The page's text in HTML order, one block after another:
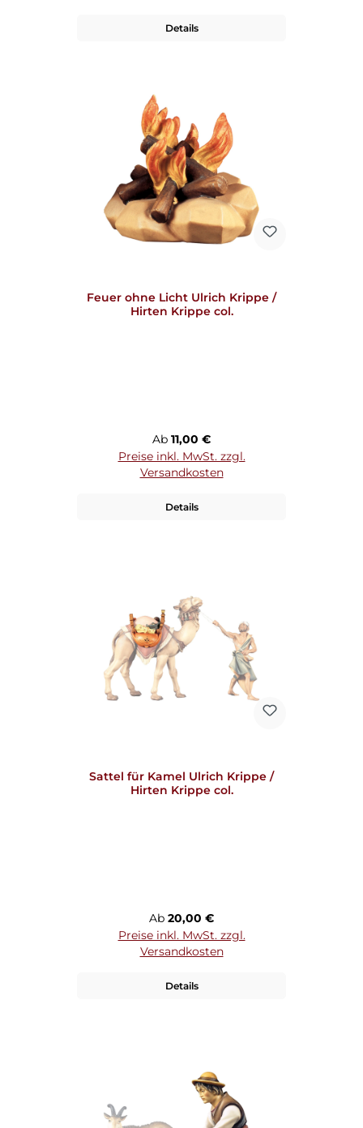
Details
Feuer ohne Licht Ulrich Krippe /
Hirten Krippe col.
Regulärer Preis:
Ab 11,00 €
Preise inkl. MwSt. zzgl.
Versandkosten
Details
Sattel für Kamel Ulrich Krippe /
Hirten Krippe col.
Regulärer Preis:
Ab 20,00 €
Preise inkl. MwSt. zzgl.
Versandkosten
Details